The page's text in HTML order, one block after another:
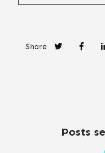
Share
Posts